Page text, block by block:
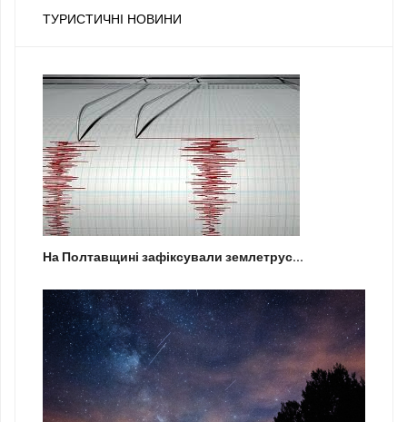
ТУРИСТИЧНІ НОВИНИ
На Полтавщині зафіксували землетрус...